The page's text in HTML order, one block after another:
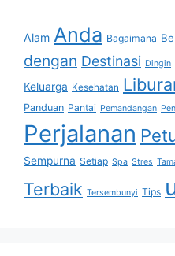
Alam Anda Bagaimana
dengan Destinasi Dingin
Keluarga Kesehatan
Panduan Pantai Pemandangan
Perjalanan
Sempurna Setiap Spa Stres
Terbaik Tersembunyi Tips